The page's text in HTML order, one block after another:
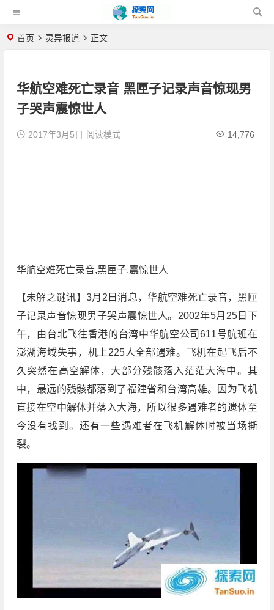
首页 灵异报道 正文
华航空难死亡录音 黑匣子记录声音惊现男
子哭声震惊世人
2017年3月5日 14,776
阅读模式
华航空难死亡录音,黑匣子,震惊世人
【未解之谜讯】3月2日消息，华航空难死亡录音，黑匣
子记录声音惊现男子哭声震惊世人。2002年5月25日下
午，由台北飞往香港的台湾中华航空公司611号航班在
澎湖海域失事，机上225人全部遇难。飞机在起飞后不
久突然在高空解体，大部分残骸落入茫茫大海中。其
中，最远的残骸都落到了福建省和台湾高雄。因为飞机
直接在空中解体并落入大海，所以很多遇难者的遗体至
今没有找到。还有一些遇难者在飞机解体时被当场撕
裂。